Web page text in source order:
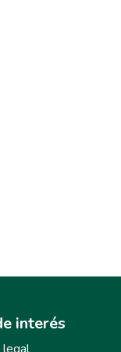
interés